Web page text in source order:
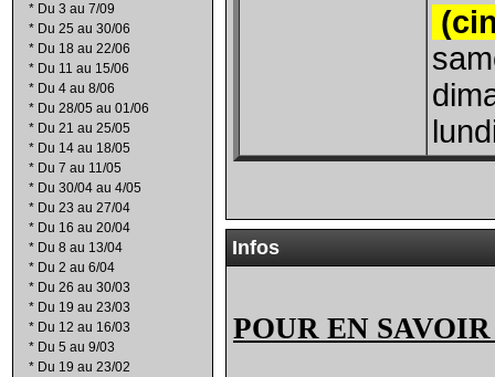
* Du 3 au 7/09
* Du 25 au 30/06
* Du 18 au 22/06
* Du 11 au 15/06
* Du 4 au 8/06
* Du 28/05 au 01/06
* Du 21 au 25/05
* Du 14 au 18/05
* Du 7 au 11/05
* Du 30/04 au 4/05
* Du 23 au 27/04
* Du 16 au 20/04
* Du 8 au 13/04
* Du 2 au 6/04
* Du 26 au 30/03
* Du 19 au 23/03
* Du 12 au 16/03
* Du 5 au 9/03
* Du 19 au 23/02
Infos
POUR EN